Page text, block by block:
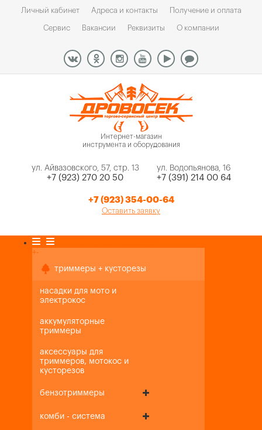
Личный кабинет Адреса и контакты Получение и оплата
Сервис Вакансии Реквизиты О компании
Интернет-магазин
инструмента и оборудования
ул. Айвазовского, 57, стр. 13
+7 (923) 270 20 50
ул. Водопьянова, 16
+7 (391) 214 00 64
+7 (923) 354-00-64
Оставить заявку
+-
триммеры + кусторезы
насадки для мото и
электрокос
аккумуляторные
триммеры
аксессуары для
триммеров, мотокос и
кусторезов
бензотриммеры
комби - система